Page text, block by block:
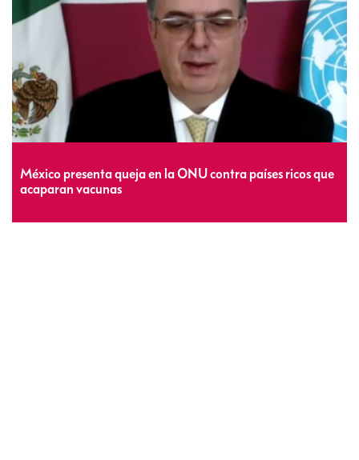
México presenta queja en la ONU contra países ricos que
acaparan vacunas